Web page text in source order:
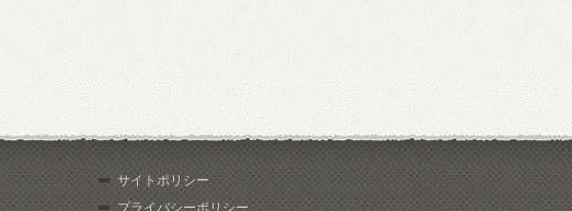
サイトポリシー
プライバシーポリシー